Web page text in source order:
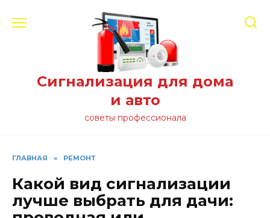
Сигнализация для дома
и авто
советы профессионала
ГЛАВНАЯ » РЕМОНТ
Какой вид сигнализации
лучше выбрать для дачи: